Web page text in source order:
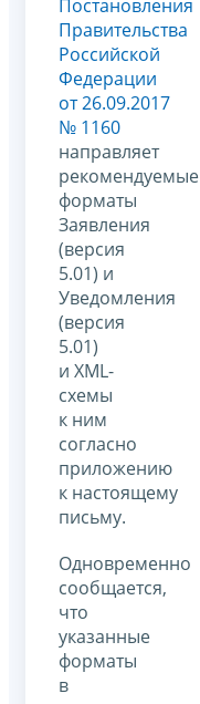
Постановления
Правительства
Российской
Федерации
от 26.09.2017
№ 1160
направляет
рекомендуемые
форматы
Заявления
(версия
5.01) и
Уведомления
(версия
5.01)
и XML-
схемы
к ним
согласно
приложению
к настоящему
письму.
Одновременно
сообщается,
что
указанные
форматы
в